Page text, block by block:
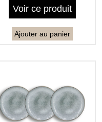
Voir ce produit
Ajouter au panier